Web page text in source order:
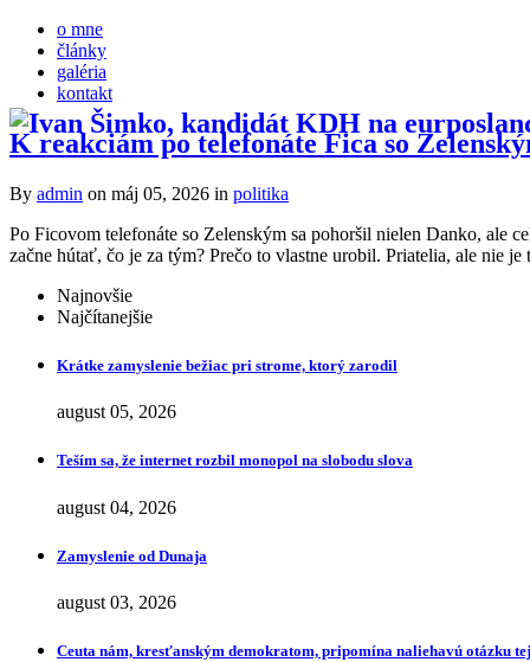
o mne
články
galéria
kontakt
K reakciám po telefonáte Fica so
By admin on máj 05, 2026 in politika
Po Ficovom telefonáte so Zelenským sa pohoršil nielen Danko, ale
začne hútať, čo je za tým? Prečo to vlastne urobil. Priatelia, ale nie
Najnovšie
Najčítanejšie
Krátke zamyslenie bežiac pri strome, ktorý zarodil
august 05, 2026
Teším sa, že internet rozbil monopol na slobodu slova
august 04, 2026
Zamyslenie od Dunaja
august 03, 2026
Ceuta nám, kresťanským demokratom, pripomína naliehavú otázku